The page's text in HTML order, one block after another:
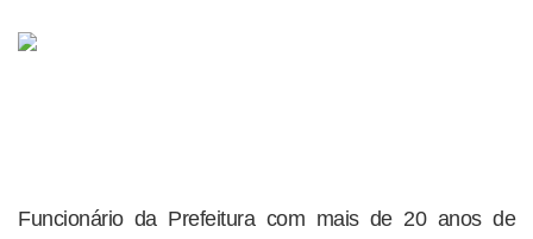
Funcionário da Prefeitura com mais de 20 anos de